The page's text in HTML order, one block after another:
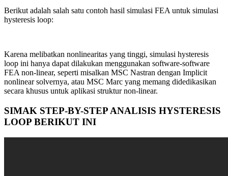
Berikut adalah salah satu contoh hasil simulasi FEA untuk simulasi
hysteresis loop:
Karena melibatkan nonlinearitas yang tinggi, simulasi hysteresis
loop ini hanya dapat dilakukan menggunakan software-software
FEA non-linear, seperti misalkan MSC Nastran dengan Implicit
nonlinear solvernya, atau MSC Marc yang memang didedikasikan
secara khusus untuk aplikasi struktur non-linear.
SIMAK STEP-BY-STEP ANALISIS HYSTERESIS
LOOP BERIKUT INI